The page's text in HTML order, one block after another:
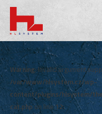
Warning: Invalid argument
/var/www/hlsystem.cz/wp-
content/plugins/hlsystem/
cat.phpon line12